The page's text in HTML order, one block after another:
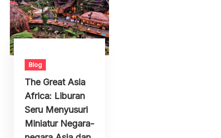
Blog
The Great Asia
Africa: Liburan
Seru Menyusuri
Miniatur Negara-